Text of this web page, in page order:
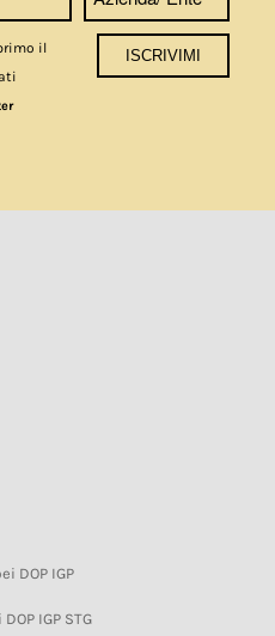
il
DOP IGP
IGP STG